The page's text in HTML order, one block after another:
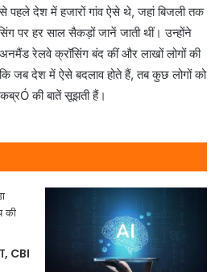
पहले देश में हजारों गांव ऐसे थे, जहां बिजली तक
पर हर साल सैकड़ों जानें जाती थीं। उन्होंने
रेलवे क्रॉसिंग बंद कीं और लाखों लोगों की
कि जब देश में ऐसे बदलाव होते हैं, तब कुछ लोगों को
कब्रÓ की बातें सूझती हैं।
CBI